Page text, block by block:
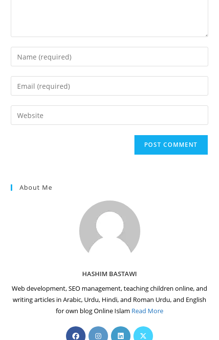
Enter
your
name
comment
Enter
your
email
address
Enter
your
About Me
HASHIM BASTAWI
Web development, SEO management, teaching children online, and
writing articles in Arabic, Urdu, Hindi, and Roman Urdu, and English
for own blog Online Islam Read More
OpensOpensOpensOpens